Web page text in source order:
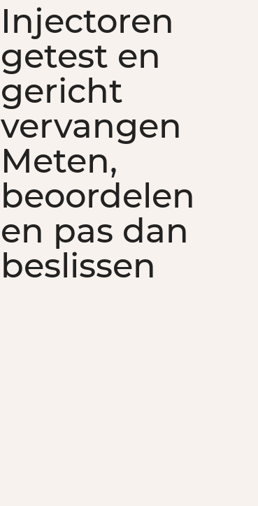
Injectoren
getest en
gericht
vervangen
Meten,
beoordelen
en pas dan
beslissen